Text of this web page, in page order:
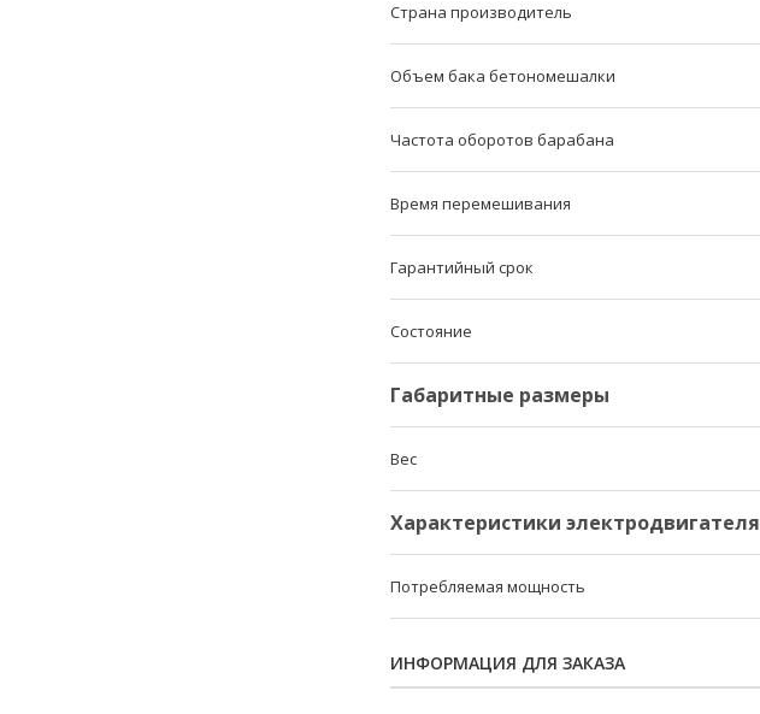
Страна производитель
Объем бака бетономешалки
Частота оборотов барабана
Время перемешивания
Гарантийный срок
Состояние
Габаритные размеры
Вес
Характеристики электродвигателя
Потребляемая мощность
ИНФОРМАЦИЯ ДЛЯ ЗАКАЗА